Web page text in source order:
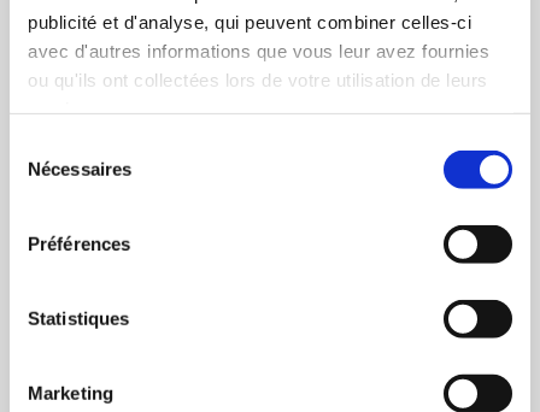
publicité et d'analyse, qui peuvent combiner celles-ci
avec d'autres informations que vous leur avez fournies
ou qu'ils ont collectées lors de votre utilisation de leurs
Nécessaires
Préférences
Statistiques
Marketing